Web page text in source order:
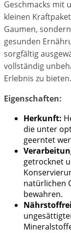
Geschmacks mit
kleinen
Gaumen,
gesunden
sorgfältig
vollständig
Erlebnis zu bieten.
Eigenschaften:
Herkunft:
die unter
geerntet
getrocknet
natürlichen
bewahren.